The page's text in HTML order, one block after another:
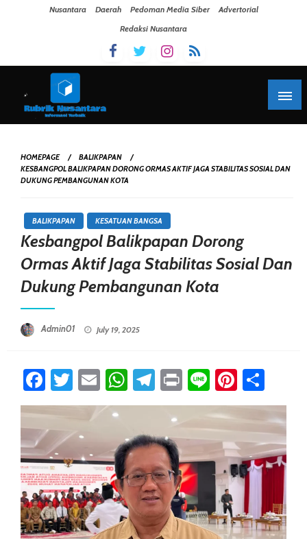
Nusantara Daerah Pedoman Media Siber
Advertorial
Redaksi Nusantara
HOMEPAGE
BALIKPAPAN
KESBANGPOL BALIKPAPAN DORONG ORMAS AKTIF JAGA STABILITAS SOSIAL DAN
DUKUNG PEMBANGUNAN KOTA
BALIKPAPAN KESATUAN BANGSA
Kesbangpol Balikpapan Dorong
Ormas Aktif Jaga Stabilitas Sosial Dan
Dukung Pembangunan Kota
Admin01 July 19, 2025
Facebook
Twitter
EmailWhatsApp
Telegram
PrintLine